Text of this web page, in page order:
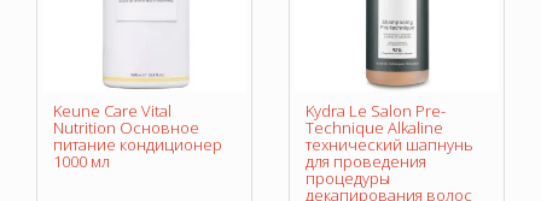
Keune Care Vital
Nutrition Основное
питание кондиционер
1000 мл
Kydra Le Salon Pre-
Technique Alkaline
технический шапнунь
для проведения
процедуры
декапирования волос